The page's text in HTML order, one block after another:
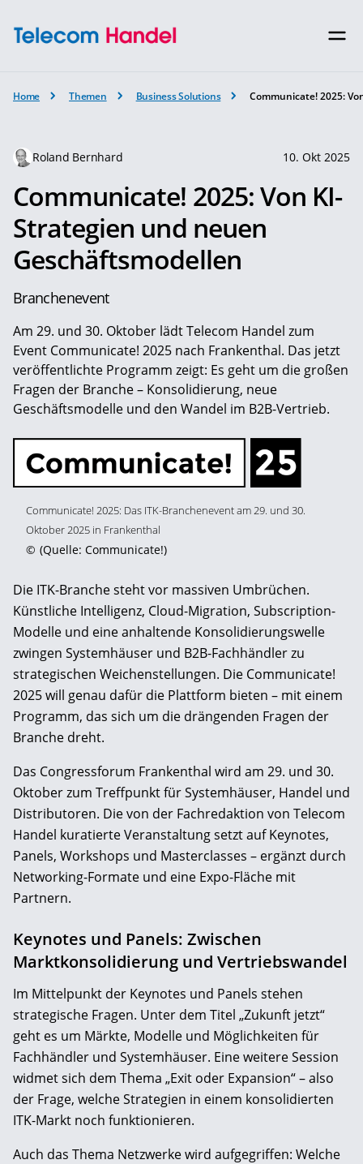
Home Themen Business Solutions Communicate! 2025:
Roland Bernhard 10. Okt 2025
Communicate! 2025: Von KI-
Strategien und neuen
Geschäftsmodellen
Branchenevent
Am 29. und 30. Oktober lädt Telecom Handel zum
Event Communicate! 2025 nach Frankenthal. Das jetzt
veröffentlichte Programm zeigt: Es geht um die großen
Fragen der Branche – Konsolidierung, neue
Geschäftsmodelle und den Wandel im B2B-Vertrieb.
Communicate! 2025: Das ITK-Branchenevent am 29. und 30.
Oktober 2025 in Frankenthal
© (Quelle: Communicate!)
Die ITK-Branche steht vor massiven Umbrüchen.
Künstliche Intelligenz, Cloud-Migration, Subscription-
Modelle und eine anhaltende Konsolidierungswelle
zwingen Systemhäuser und B2B-Fachhändler zu
strategischen Weichenstellungen. Die Communicate!
2025 will genau dafür die Plattform bieten – mit einem
Programm, das sich um die drängenden Fragen der
Branche dreht.
Das Congressforum Frankenthal wird am 29. und 30.
Oktober zum Treffpunkt für Systemhäuser, Handel und
Distributoren. Die von der Fachredaktion von Telecom
Handel kuratierte Veranstaltung setzt auf Keynotes,
Panels, Workshops und Masterclasses – ergänzt durch
Networking-Formate und eine Expo-Fläche mit
Partnern.
Keynotes und Panels: Zwischen
Marktkonsolidierung und Vertriebswandel
Im Mittelpunkt der Keynotes und Panels stehen
strategische Fragen. Unter dem Titel „Zukunft jetzt“
geht es um Märkte, Modelle und Möglichkeiten für
Fachhändler und Systemhäuser. Eine weitere Session
widmet sich dem Thema „Exit oder Expansion“ – also
der Frage, welche Strategien in einem konsolidierten
ITK-Markt noch funktionieren.
Auch das Thema Netzwerke wird aufgegriffen: Welche